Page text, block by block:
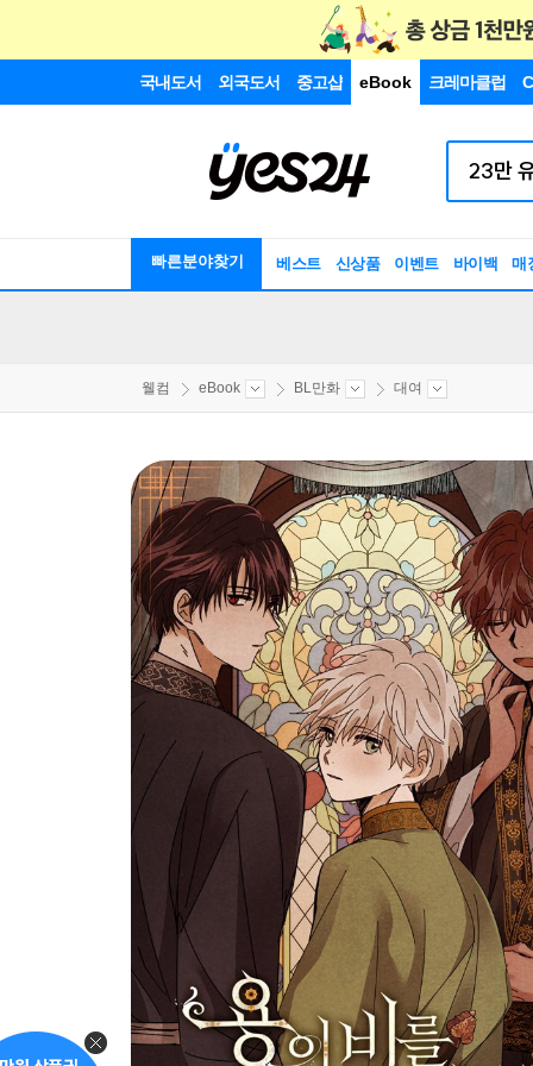
국내도서 외국도서 중고샵 eBook 크레마클럽
빠른분야찾기 베스트 신상품 이벤트 바이백 매
웰컴 eBook BL만화 대여